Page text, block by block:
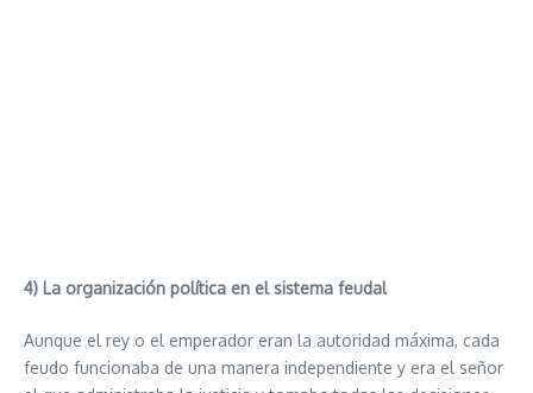
4) La organización política en el sistema feudal
Aunque el rey o el emperador eran la autoridad máxima, cada
feudo funcionaba de una manera independiente y era el señor